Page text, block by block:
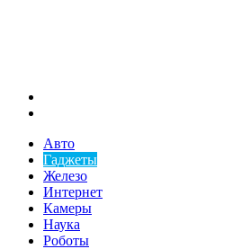
Авто
Гаджеты
Железо
Интернет
Камеры
Наука
Роботы